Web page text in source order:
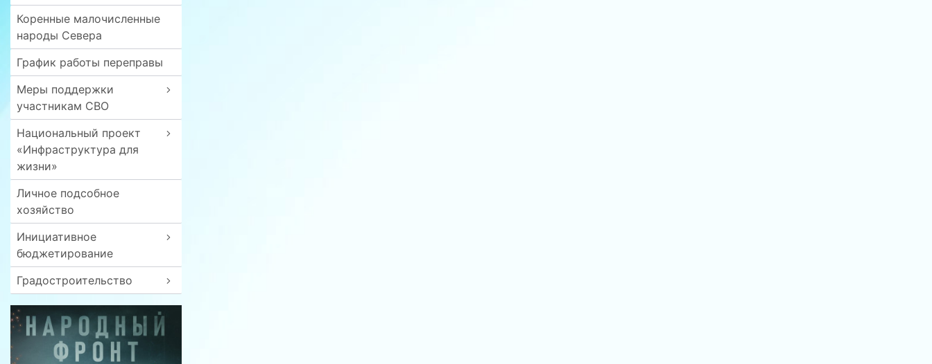
Коренные малочисленные
народы Севера
График работы переправы
Меры поддержки
участникам СВО
Национальный проект
«Инфраструктура для
жизни»
Личное подсобное
хозяйство
Инициативное
бюджетирование
Градостроительство